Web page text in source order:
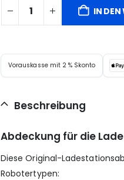
IN DEN
Vorauskasse mit 2 % Skonto
Beschreibung
Abdeckung für die
Diese Original-
Robotertypen: